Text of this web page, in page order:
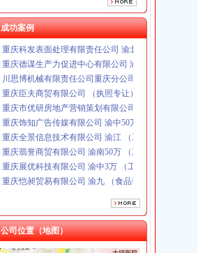
成功案例
重庆恺昶贸易有限公司 渝九 （食品许可证）
重庆同济汽车设计有限公司 渝江25万 （工商注册）
重庆科发表面处理有限责任公司 渝北800万 （进出口权）
重庆德谋生产力促进中心有限公司 渝大10万 （工商注册）
川思博机械有限责任公司重庆分公司 渝江 （工商注册）
重庆臣夫商贸有限公司 （执照专让）
重庆市优研房地产营销策划有限公司
重庆饰知广告传媒有限公司 渝中50万 （工商注册）
重庆全景信息技术有限公司 渝江 （工商注册）
重庆翡誉商贸有限公司 渝南50万 （工商注册）
重庆展优科技有限公司 渝中3万 （工商注册）
重庆恺昶贸易有限公司 渝九 （食品许可证）
重庆同济汽车设计有限公司 渝江25万 （工商注册）
重庆科发表面处理有限责任公司 渝北800万 （进出口权）
重庆德谋生产力促进中心有限公司 渝大10万 （工商注册）
川思博机械有限责任公司重庆分公司 渝江 （工商注册）
公司位置（地图）